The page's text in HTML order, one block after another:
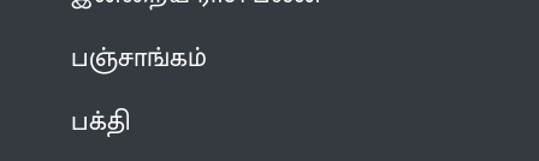
பஞ்சாங்கம்
பக்தி